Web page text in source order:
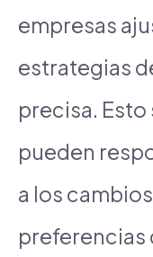
empresas
estrategias
precisa.
pueden
a los
preferencias